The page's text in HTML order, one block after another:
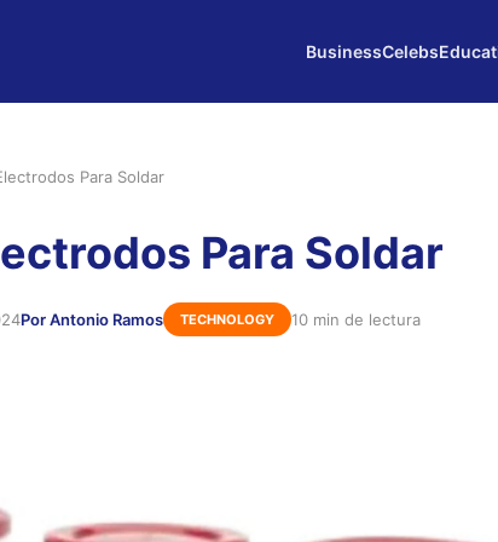
BusinessCelebs
Para Soldar
Para Soldar
Por Antonio Ramos TECHNOLOGY 10 min de lectura